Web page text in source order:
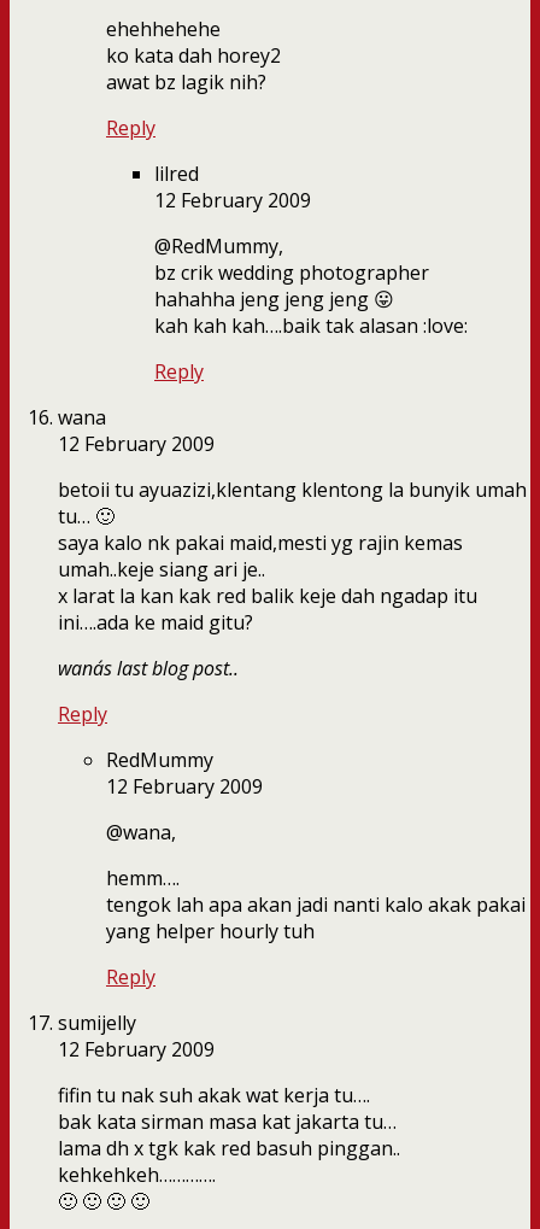
ehehhehehe
ko kata dah horey2
awat bz lagik nih?
Reply
lilred
12 February 2009
@RedMummy,
bz crik wedding photographer
hahahha jeng jeng jeng 😛
kah kah kah….baik tak alasan :love:
Reply
wana
12 February 2009
betoii tu ayuazizi,klentang klentong la bunyik umah
tu… 🙂
saya kalo nk pakai maid,mesti yg rajin kemas
umah..keje siang ari je..
x larat la kan kak red balik keje dah ngadap itu
ini….ada ke maid gitu?
wana´s last blog post..
Reply
RedMummy
12 February 2009
@wana,
hemm….
tengok lah apa akan jadi nanti kalo akak pakai
yang helper hourly tuh
Reply
sumijelly
12 February 2009
fifin tu nak suh akak wat kerja tu….
bak kata sirman masa kat jakarta tu…
lama dh x tgk kak red basuh pinggan..
kehkehkeh………….
🙂 🙂 🙂 🙂